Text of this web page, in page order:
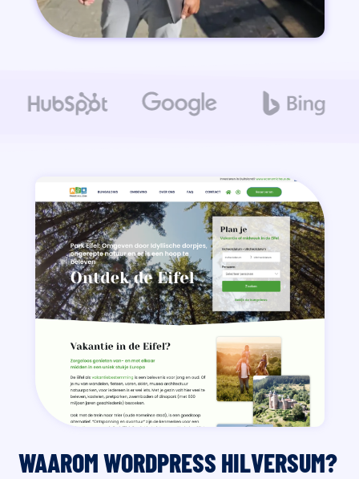
WAAROM WORDPRESS HILVERSUM?